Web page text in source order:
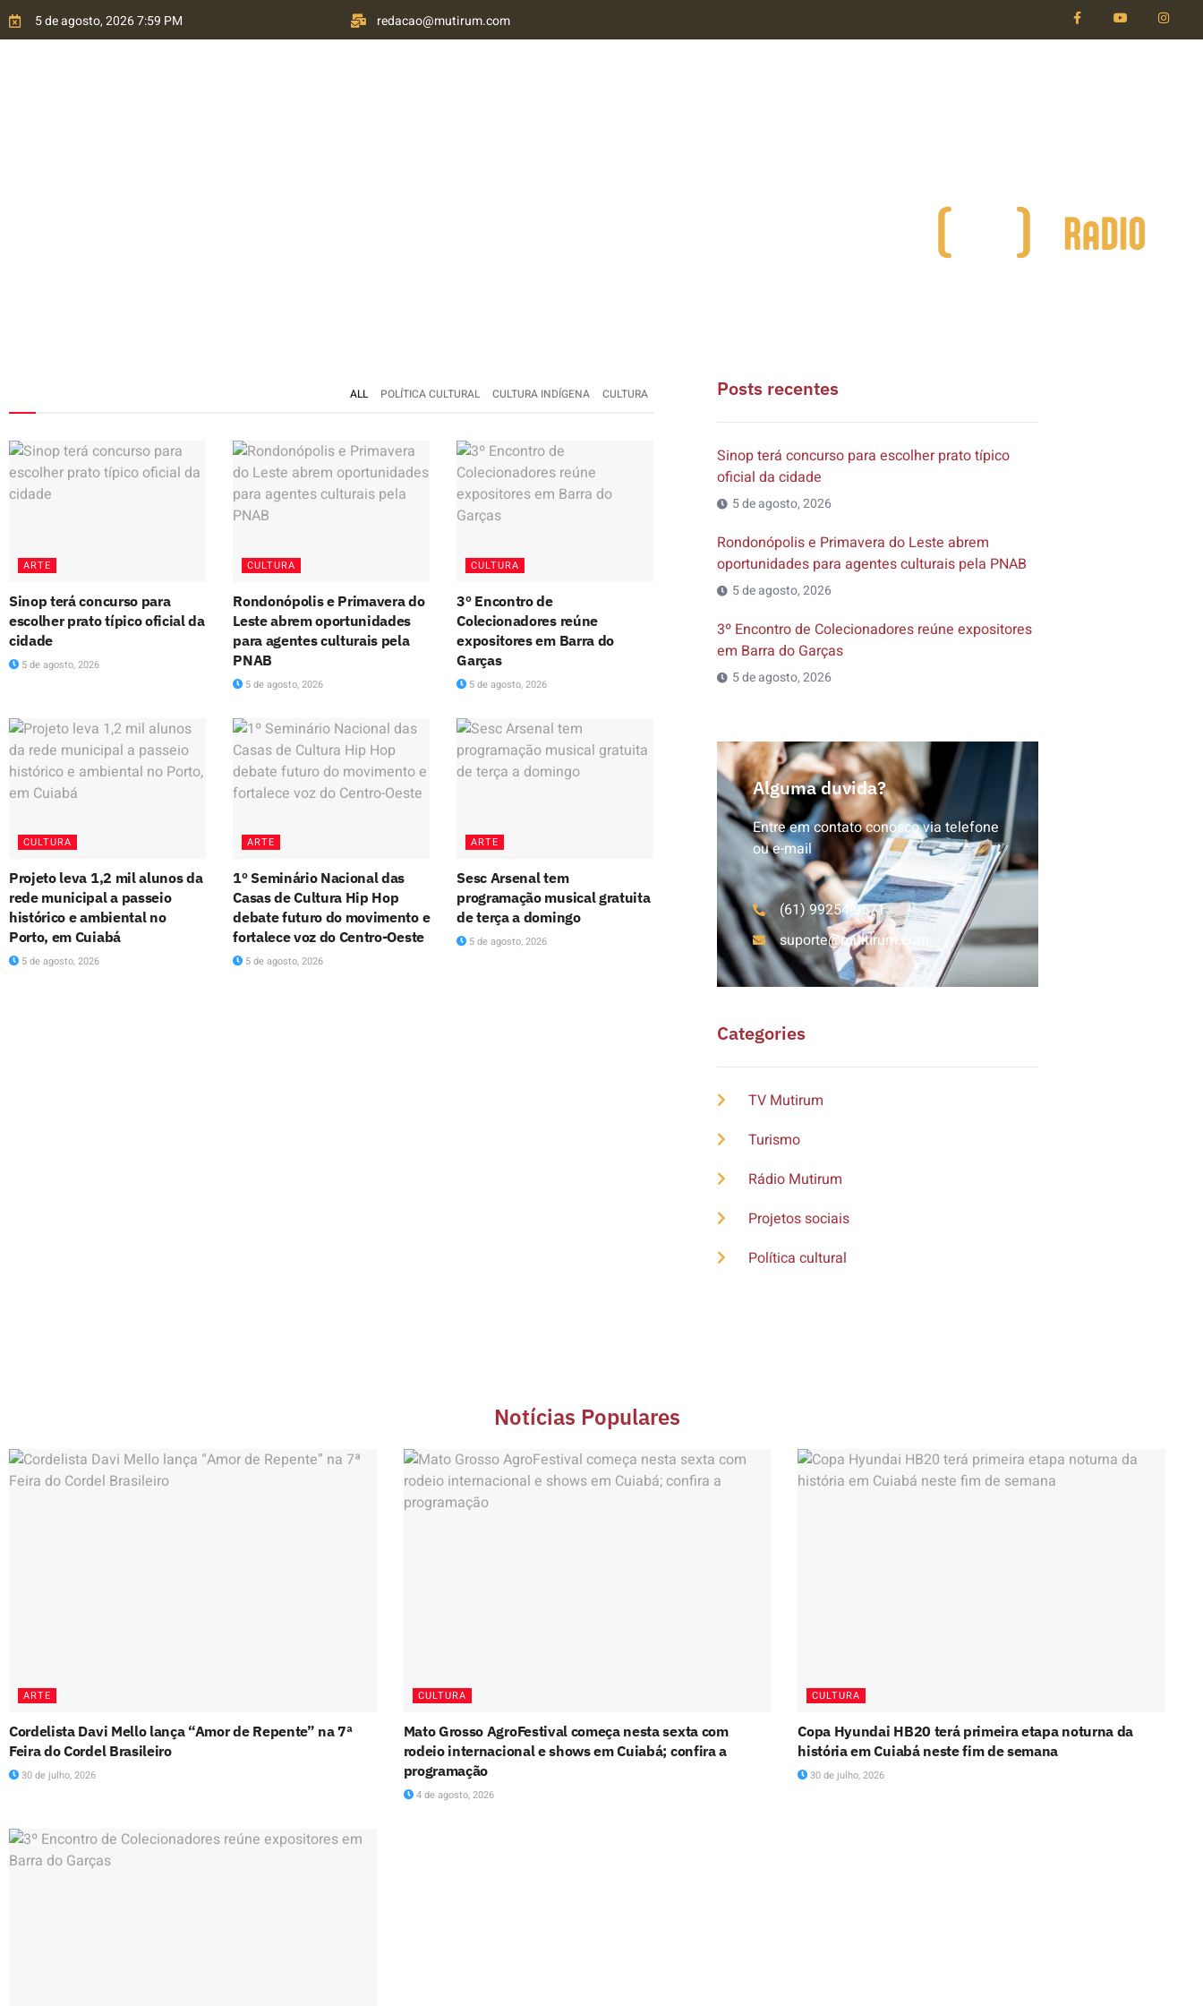
5 de agosto, 2026 7:59 PM redacao@mutirum.com
ALL POLÍTICA CULTURAL CULTURA INDÍGENA CULTURA
ARTE
Sinop terá concurso para
escolher prato típico oficial da
cidade
5 de agosto, 2026
CULTURA
Rondonópolis e Primavera do
Leste abrem oportunidades
para agentes culturais pela
PNAB
5 de agosto, 2026
CULTURA
3º Encontro de
Colecionadores reúne
expositores em Barra do
Garças
5 de agosto, 2026
CULTURA
Projeto leva 1,2 mil alunos da
rede municipal a passeio
histórico e ambiental no
Porto, em Cuiabá
5 de agosto, 2026
ARTE
1º Seminário Nacional das
Casas de Cultura Hip Hop
debate futuro do movimento e
fortalece voz do Centro-Oeste
5 de agosto, 2026
ARTE
Sesc Arsenal tem
programação musical gratuita
de terça a domingo
5 de agosto, 2026
Posts recentes
Sinop terá concurso para escolher prato típico
oficial da cidade
5 de agosto, 2026
Rondonópolis e Primavera do Leste abrem
oportunidades para agentes culturais pela PNAB
5 de agosto, 2026
3º Encontro de Colecionadores reúne expositores
em Barra do Garças
5 de agosto, 2026
Alguma duvida?
Entre em contato conosco via telefone
ou e-mail
(61) 99254-9571
suporte@multirum.com
Categories
TV Mutirum
Turismo
Rádio Mutirum
Projetos sociais
Política cultural
Notícias Populares
ARTE
Cordelista Davi Mello lança “Amor de Repente” na 7ª
Feira do Cordel Brasileiro
30 de julho, 2026
CULTURA
Mato Grosso AgroFestival começa nesta sexta com
rodeio internacional e shows em Cuiabá; confira a
programação
4 de agosto, 2026
CULTURA
Copa Hyundai HB20 terá primeira etapa noturna da
história em Cuiabá neste fim de semana
30 de julho, 2026